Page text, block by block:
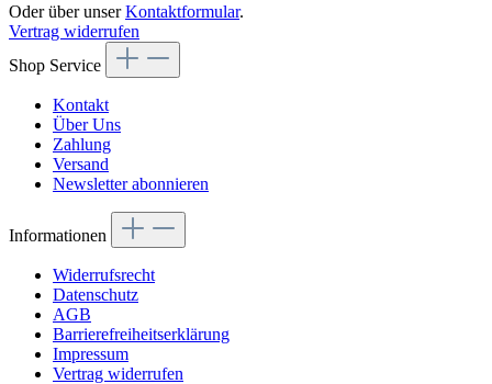
Oder über unserKontaktformular.
Vertrag widerrufen
Shop Service
Kontakt
Über Uns
Zahlung
Versand
Newsletter abonnieren
Informationen
Widerrufsrecht
Datenschutz
AGB
Barrierefreiheitserklärung
Impressum
Vertrag widerrufen